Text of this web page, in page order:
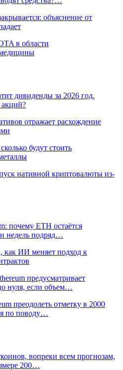
объяснение от
в области
дивиденды за 2026 год.
акций?
отражает расхождение
будут стоить
нативной криптовалюты из-
почему ETH остаётся
недель подряд…
как ИИ меняет подход к
предусматривает
нуля, если объем…
преодолеть отметку в 2000
по поводу…
вопреки всем прогнозам,
200…